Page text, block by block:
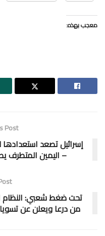
معجب بهذه:
Post
إسرائيل تصعد
– اليمين المتطرف
تحت ضغط شعبي: النظام
من درعا ويعلن عن